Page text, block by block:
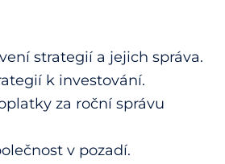
strategií a jejich správa.
k investování.
za roční správu
v pozadí.